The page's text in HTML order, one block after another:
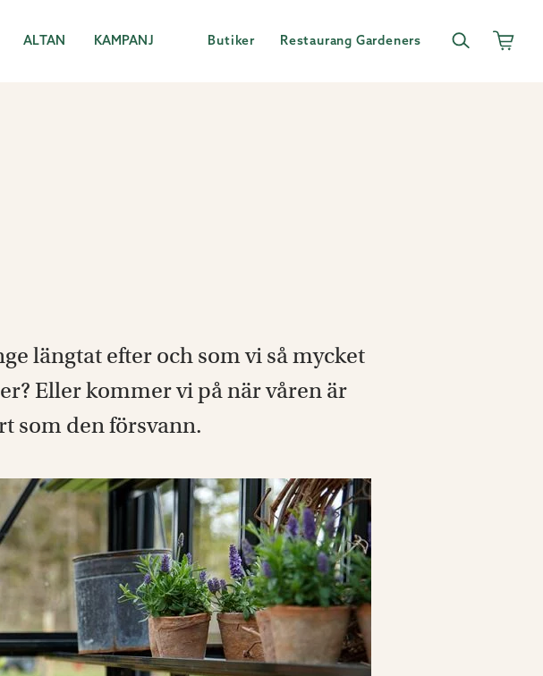
ALTAN KAMPANJ Butiker Restaurang Gardeners
längtat efter och som vi så mycket
Eller kommer vi på när våren är
som den försvann.